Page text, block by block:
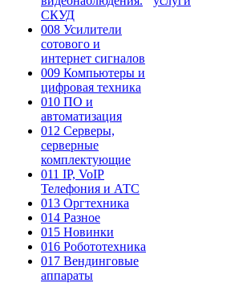
СКУД
008 Усилители
сотового и
интернет сигналов
009 Компьютеры и
цифровая техника
010 ПО и
автоматизация
012 Серверы,
серверные
комплектующие
011 IP, VoIP
Телефония и АТС
013 Оргтехника
014 Разное
015 Новинки
016 Робототехника
017 Вендинговые
аппараты